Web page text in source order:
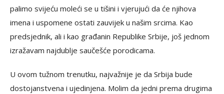
palimo svijeću moleći se u tišini i vjerujući da će njihova
imena i uspomene ostati zauvijek u našim srcima. Kao
predsjednik, ali i kao građanin Republike Srbije, još jednom
izražavam najdublje saučešće porodicama.
U ovom tužnom trenutku, najvažnije je da Srbija bude
dostojanstvena i ujedinjena. Molim da jedni prema drugima